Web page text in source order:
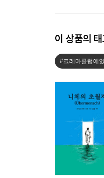
이 상품의
#크레마클럽에